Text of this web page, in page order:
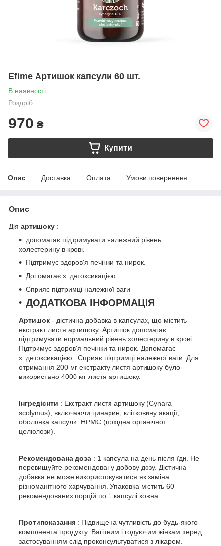
Efime Артишок капсули 60 шт.
В наявності
Роздріб
970 ₴
Купити
Опис Доставка Оплата Умови повернення
Опис
Дія артишоку :
допомагає підтримувати належний рівень
холестерину в крові.
Підтримує здоров'я печінки та нирок.
Допомагає з детоксикацією .
Сприяє підтримці належної ваги
ДОДАТКОВА ІНФОРМАЦІЯ
Артишок - дієтична добавка в капсулах, що містить
екстракт листя артишоку. Артишок допомагає
підтримувати нормальний рівень холестерину в крові.
Підтримує здоров'я печінки та нирок. Допомагає
з детоксикацією . Сприяє підтримці належної ваги. Для
отримання 200 мг екстракту листя артишоку було
використано 4000 мг листя артишоку.
Інгредієнти : Екстракт листя артишоку (Cynara
scolymus), включаючи цинарин, клітковину акації,
оболонка капсули: HPMC (похідна органічної
целюлози).
Рекомендована доза : 1 капсула на день після їди. Не
перевищуйте рекомендовану добову дозу. Дієтична
добавка не може використовуватися як заміна
різноманітного харчування. Упаковка містить 60
рекомендованих порцій по 1 капсулі кожна.
Протипоказання : Підвищена чутливість до будь-якого
компонента продукту. Вагітним і годуючим жінкам перед
застосуванням слід проконсультуватися з лікарем.